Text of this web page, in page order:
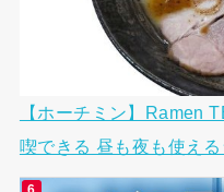
【ホーチミン】Ramen
喫できる 昼も夜も使え